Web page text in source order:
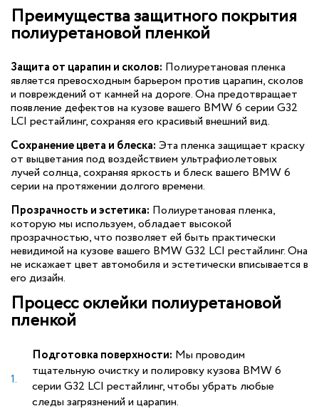
Преимущества защитного покрытия
полиуретановой пленкой
Защита от царапин и сколов: Полиуретановая пленка
является превосходным барьером против царапин, сколов
и повреждений от камней на дороге. Она предотвращает
появление дефектов на кузове вашего BMW 6 серии G32
LCI рестайлинг, сохраняя его красивый внешний вид.
Сохранение цвета и блеска: Эта пленка защищает краску
от выцветания под воздействием ультрафиолетовых
лучей солнца, сохраняя яркость и блеск вашего BMW 6
серии на протяжении долгого времени.
Прозрачность и эстетика: Полиуретановая пленка,
которую мы используем, обладает высокой
прозрачностью, что позволяет ей быть практически
невидимой на кузове вашего BMW G32 LCI рестайлинг. Она
не искажает цвет автомобиля и эстетически вписывается в
его дизайн.
Процесс оклейки полиуретановой
пленкой
Подготовка поверхности: Мы проводим
тщательную очистку и полировку кузова BMW 6
серии G32 LCI рестайлинг, чтобы убрать любые
следы загрязнений и царапин.